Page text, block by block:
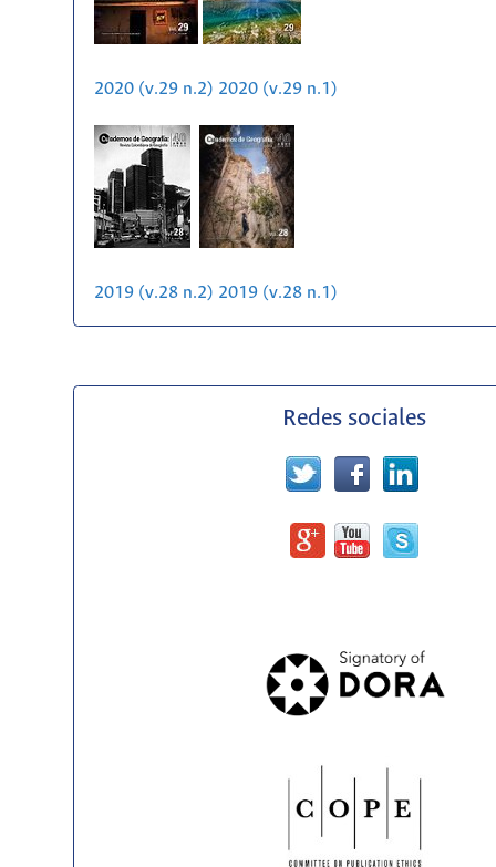
2020 (v.29 n.2) 2020 (v.29 n.1)
2019 (v.28 n.2) 2019 (v.28 n.1)
Redes sociales